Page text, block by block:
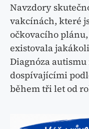
Navzdory
vakcínách, které
očkovacího
existovala
Diagnóza
dospívajícími
během tři let od